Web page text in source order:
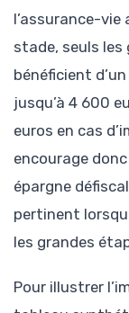
l’assurance-
stade, seuls
bénéficient
jusqu’à 4 600
euros en cas
encourage
épargne
pertinent
les grandes
Pour illustrer